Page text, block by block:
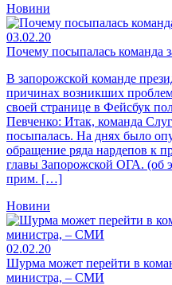
Новини
03.02.20
Почему посыпалась команда
В запорожской команде
причинах возникших
своей странице в Фейсбук
Певченко: Итак, команда
посыпалась. На днях было
обращение ряда нардепов к
главы Запорожской ОГА. (об
прим. […]
Новини
02.02.20
Шурма может перейти в
министра, – СМИ